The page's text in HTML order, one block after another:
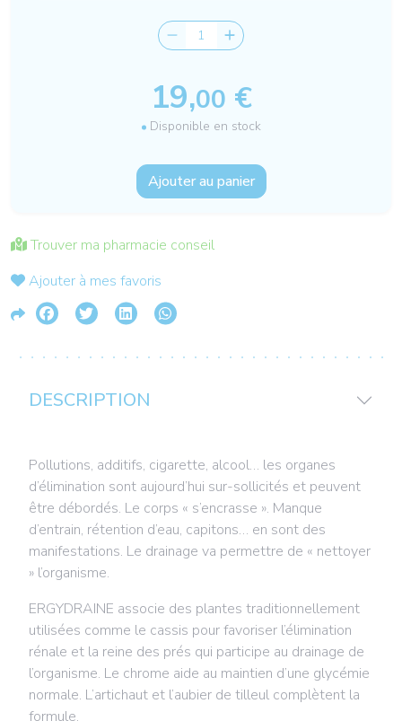
19,00 €
Disponible en stock
Ajouter au panier
Trouver ma pharmacie conseil
Ajouter à mes favoris
DESCRIPTION
Pollutions, additifs, cigarette, alcool… les organes
d’élimination sont aujourd’hui sur-sollicités et peuvent
être débordés. Le corps « s’encrasse ». Manque
d’entrain, rétention d’eau, capitons… en sont des
manifestations. Le drainage va permettre de « nettoyer
» l’organisme.
ERGYDRAINE associe des plantes traditionnellement
utilisées comme le cassis pour favoriser l’élimination
rénale et la reine des prés qui participe au drainage de
l’organisme. Le chrome aide au maintien d’une glycémie
normale. L’artichaut et l’aubier de tilleul complètent la
formule.